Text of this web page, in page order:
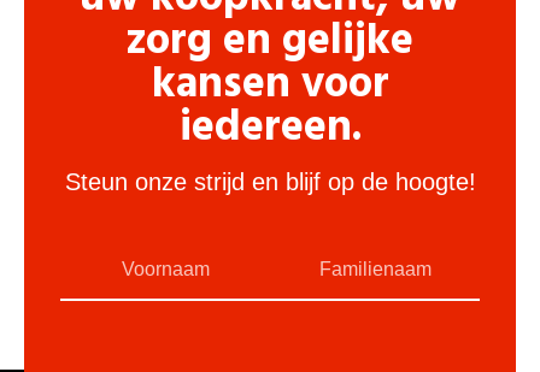
zorg en gelijke
kansen voor
iedereen.
Steun onze strijd en blijf op de hoogte!